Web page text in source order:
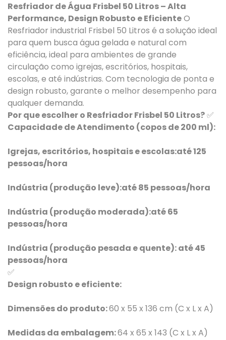
Resfriador de Água Frisbel 50 Litros – Alta
Performance, Design Robusto e EficienteO
Resfriador industrial Frisbel 50 Litros é a solução ideal
para quem busca água gelada e natural com
eficiência, ideal para ambientes de grande
circulação como igrejas, escritórios, hospitais,
escolas, e até indústrias. Com tecnologia de ponta e
design robusto, garante o melhor desempenho para
qualquer demanda.
Por que escolher o Resfriador Frisbel 50 Litros?✅
Capacidade de Atendimento (copos de 200 ml):
Igrejas, escritórios, hospitais e escolas:até 125
pessoas/hora
Indústria (produção leve):até 85 pessoas/hora
Indústria (produção moderada):até 65
pessoas/hora
Indústria (produção pesada e quente): até 45
pessoas/hora
✅
Design robusto e eficiente:
Dimensões do produto:60 x 55 x 136 cm (C x L x A)
Medidas da embalagem:64 x 65 x 143 (C x L x A)